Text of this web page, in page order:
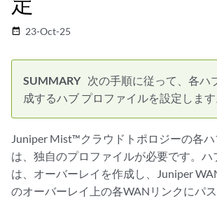
date_range 23-Oct-25
次の手順に従って、各ハ
成するハブ プロファイルを設定します
Juniper Mist™クラウドトポロジーの各
は、独自のプロファイルが必要です。ハ
は、オーバーレイを作成し、Juniper
のオーバーレイ上の各WANリンクにパ